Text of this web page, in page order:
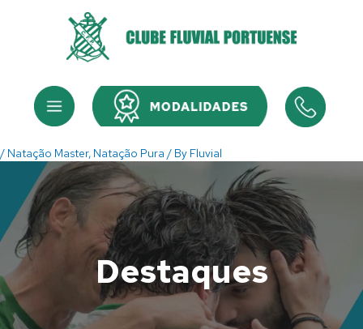
Menu Menu
/ Natação Master, Natação Pura / By Fluvial
Destaques